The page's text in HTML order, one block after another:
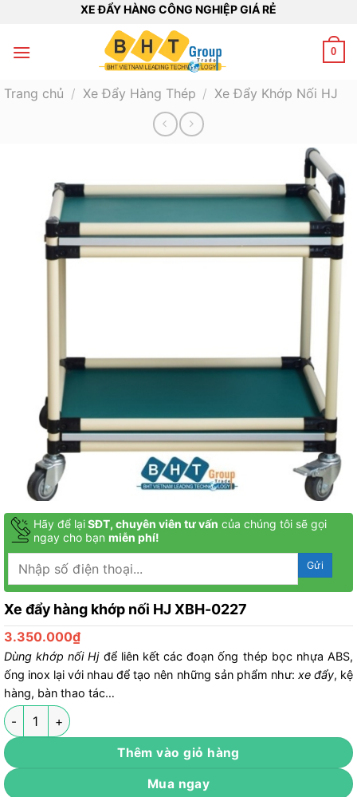
nội
XE ĐẨY HÀNG CÔNG NGHIỆP GIÁ RẺ
0
Trang chủ / Xe Đẩy Hàng Thép / Xe Đẩy Khớp Nối HJ
Hãy để lạiSĐT, chuyên viên tư vấn của chúng tôi sẽ gọi
ngay cho bạn miễn phí!
Xe đẩy hàng khớp nối HJ XBH-0227
3.350.000₫
Dùng khớp nối Hjđể liên kết các đoạn ống thép bọc nhựa ABS,
ống inox lại với nhau để tạo nên những sản phẩm như: xe đẩy, kệ
hàng, bàn thao tác…
Xe đẩy hàng khớp nối HJ XBH-0227 số lượng
Thêm vào giỏ hàng
Mua ngay